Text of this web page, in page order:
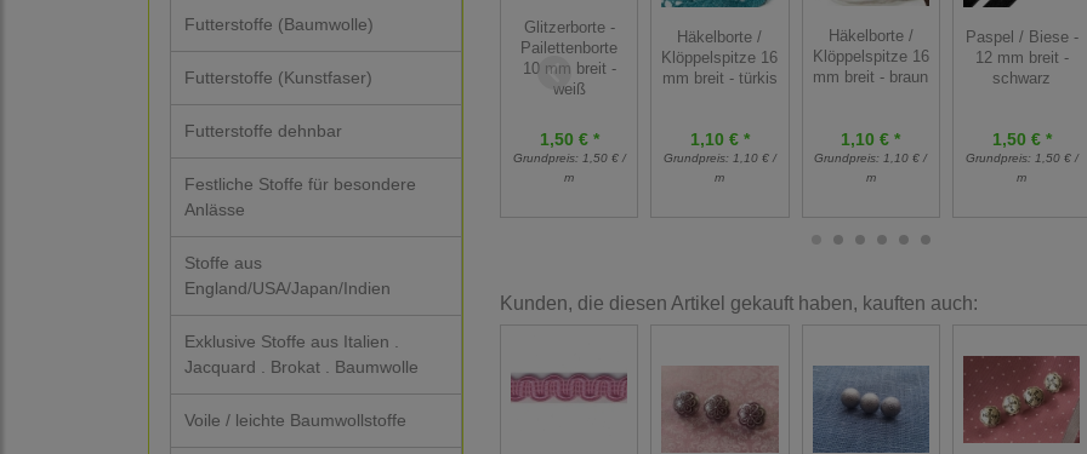
Futterstoffe (Baumwolle)
Futterstoffe (Kunstfaser)
Futterstoffe dehnbar
Festliche Stoffe für besondere
Anlässe
Stoffe aus
England/USA/Japan/Indien
Exklusive Stoffe aus Italien .
Jacquard . Brokat . Baumwolle
Voile / leichte Baumwollstoffe
Glitzerborte -
Pailettenborte
10 mm breit -
weiß
1,50 € *
Grundpreis: 1,50 € /
m
Häkelborte /
Klöppelspitze 16
mm breit - türkis
1,10 € *
Grundpreis: 1,10 € /
m
Häkelborte /
Klöppelspitze 16
mm breit - braun
1,10 € *
Grundpreis:1,10 € /
m
Paspel / Biese -
12 mm breit -
schwarz
1,50 € *
Grundpreis: 1,50 € /
m
Kunden, die diesen Artikel gekauft haben, kauften auch: